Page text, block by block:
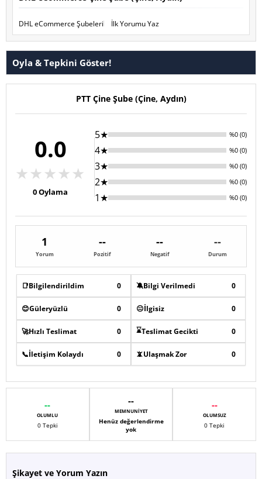
DHL eCommerce Şubeleri İlk Yorumu Yaz
Oyla & Tepkini Göster!
PTT Çine Şube (Çine, Aydın)
0.0
★★★★★
0Oylama
5★ %0 (0)
4★ %0 (0)
3★ %0 (0)
2★ %0 (0)
1★ %0 (0)
1
Yorum
--
Pozitif
--
Negatif
--
Durum
📑Bilgilendirildim 0 🔕Bilgi Verilmedi 0
😊Güleryüzlü 0 😐İlgisiz 0
🚀Hızlı Teslimat 0 ⌛Teslimat Gecikti 0
📞İletişim Kolaydı 0 📵Ulaşmak Zor 0
--
OLUMLU
0 Tepki
--
MEMNUNIYET
Henüz değerlendirme
yok
--
OLUMSUZ
0 Tepki
Şikayet ve Yorum Yazın